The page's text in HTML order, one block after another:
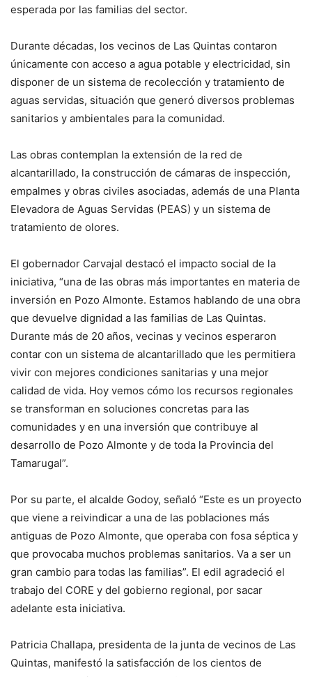
esperada por las familias del sector.
Durante décadas, los vecinos de Las Quintas contaron
únicamente con acceso a agua potable y electricidad, sin
disponer de un sistema de recolección y tratamiento de
aguas servidas, situación que generó diversos problemas
sanitarios y ambientales para la comunidad.
Las obras contemplan la extensión de la red de
alcantarillado, la construcción de cámaras de inspección,
empalmes y obras civiles asociadas, además de una Planta
Elevadora de Aguas Servidas (PEAS) y un sistema de
tratamiento de olores.
El gobernador Carvajal destacó el impacto social de la
iniciativa, “una de las obras más importantes en materia de
inversión en Pozo Almonte. Estamos hablando de una obra
que devuelve dignidad a las familias de Las Quintas.
Durante más de 20 años, vecinas y vecinos esperaron
contar con un sistema de alcantarillado que les permitiera
vivir con mejores condiciones sanitarias y una mejor
calidad de vida. Hoy vemos cómo los recursos regionales
se transforman en soluciones concretas para las
comunidades y en una inversión que contribuye al
desarrollo de Pozo Almonte y de toda la Provincia del
Tamarugal”.
Por su parte, el alcalde Godoy, señaló “Este es un proyecto
que viene a reivindicar a una de las poblaciones más
antiguas de Pozo Almonte, que operaba con fosa séptica y
que provocaba muchos problemas sanitarios. Va a ser un
gran cambio para todas las familias”. El edil agradeció el
trabajo del CORE y del gobierno regional, por sacar
adelante esta iniciativa.
Patricia Challapa, presidenta de la junta de vecinos de Las
Quintas, manifestó la satisfacción de los cientos de